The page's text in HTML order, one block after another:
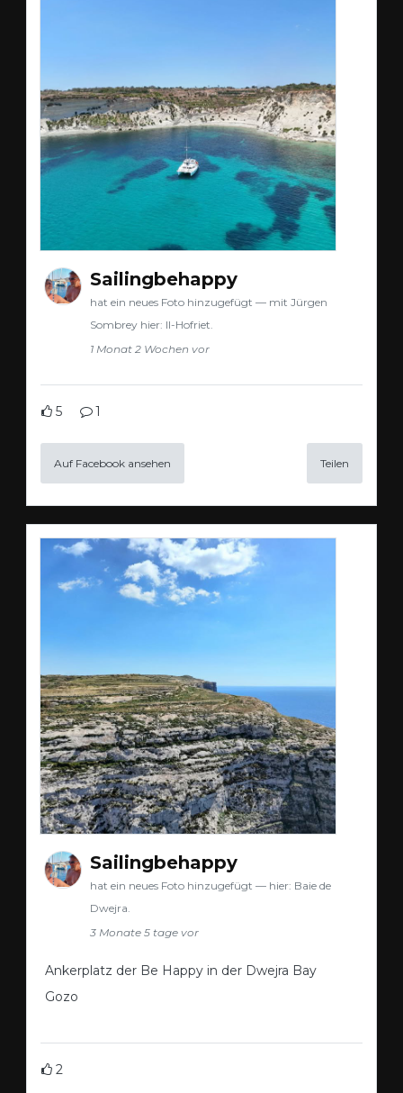
Sailingbehappy
hat ein neues Foto hinzugefügt — mit Jürgen
Sombrey hier: Il-Hofriet.
1 Monat 2 Wochen vor
5 1
Auf Facebook ansehen Teilen
Sailingbehappy
hat ein neues Foto hinzugefügt — hier: Baie de
Dwejra.
3 Monate 5 tage vor
Ankerplatz der Be Happy in der Dwejra Bay
Gozo
2